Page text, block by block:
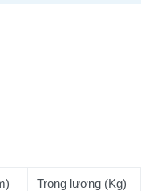
Trọng lượng (Kg)